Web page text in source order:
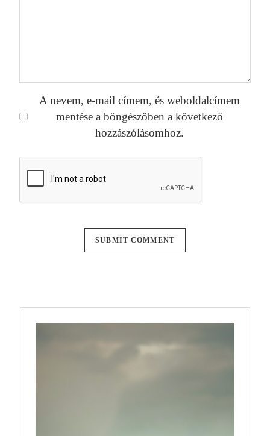
A nevem, e-mail címem, és weboldalcímem
mentése a böngészőben a következő
hozzászólásomhoz.